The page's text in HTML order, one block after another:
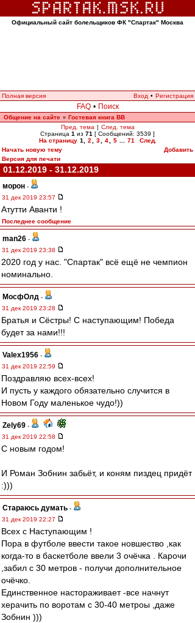
Официальный сайт болельщиков ФК "Спартак" Москва
Полная версия Вход • Регистрация
FAQ • Поиск
Общение на сайте » Гостевая книга ВВ
Пред. тема | След. тема
Страница 1 из 71 [ Сообщений: 3539 ]
На страницу 1 2 3 4 5 71
След.
Начать новую тему
Добавить
Версия для печати
01.12.2019 - 31.12.2019
морон -
31 дек 2019 23:57
Атутти Аванти !
Последнее сообщение
man26 -
31 дек 2019 23:38
2020 год у нас. "Спартак" всё ещё не чемпион
номинально.
МосфОлд -
31 дек 2019 23:28
Братья и Сёстры! С наступающим! Победа
будет за нами!!!
Valex1956 -
31 дек 2019 22:59
Поздравляю всех-всех!
И пусть у каждого обязательно случится в
Новом Году маленькое чудо!))
Zely69 -
31 дек 2019 22:58
С новым годом!
И Роман Зобнин забьёт, и коням пиздец придёт
:)))
Стараюсь думать -
31 дек 2019 22:27
Всех с Наступающим !
Пора в футболе ввести такое новшество ,как
когда-то в баскетболе ввели 3 очёчка . Карочи
,забил с 30 метров - получи дополнительное
очёчко.
Единственное настораживает -все начнут
херачить по воротам с 30-40 метроы ,даже
Зобнин )))